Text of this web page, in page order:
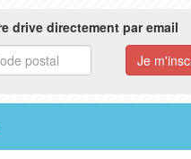
drive directement par email